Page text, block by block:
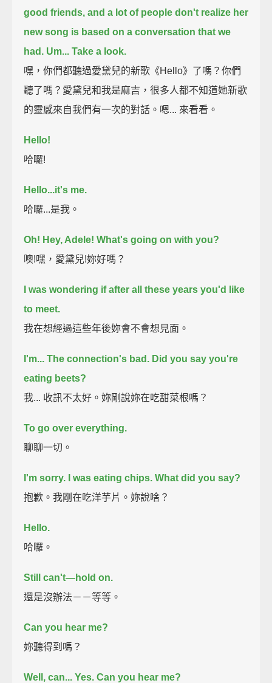
good friends, and a lot of people don't realize her
new song is based on a conversation that we
had. Um... Take a look.
嘿，你們都聽過愛黛兒的新歌《Hello》了嗎？你們
聽了嗎？愛黛兒和我是麻吉，很多人都不知道她新歌
的靈感來自我們有一次的對話。嗯... 來看看。
Hello!
哈囉!
Hello...it's me.
哈囉...是我。
Oh! Hey, Adele! What's going on with you?
噢!嘿，愛黛兒!妳好嗎？
I was wondering if after all these years you'd like
to meet.
我在想經過這些年後妳會不會想見面。
I'm... The connection's bad. Did you say you're
eating beets?
我... 收訊不太好。妳剛說妳在吃甜菜根嗎？
To go over everything.
聊聊一切。
I'm sorry.
I was eating chips. What did you say?
抱歉。我剛在吃洋芋片。妳說啥？
Hello.
哈囉。
Still can't—hold on.
還是沒辦法－－等等。
Can you hear me?
妳聽得到嗎？
Well, can... Yes. Can you hear me?